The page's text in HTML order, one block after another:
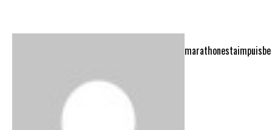
marathonestaimpuisbe